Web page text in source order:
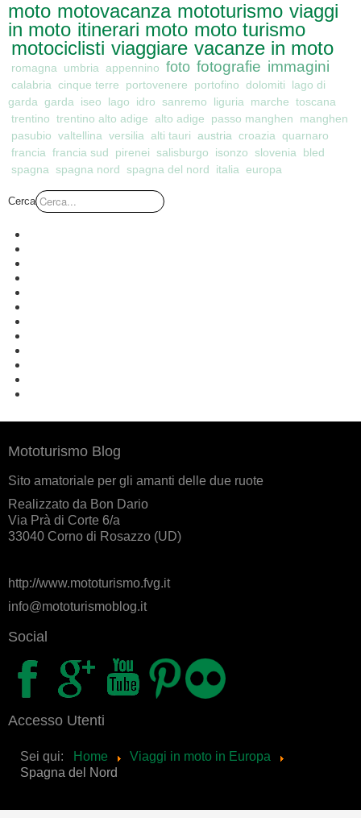
moto motovacanza mototurismo viaggi
in moto itinerari moto moto turismo
motociclisti viaggiare vacanze in moto
romagna umbria appennino foto fotografie immagini
calabria cinque terre portovenere portofino dolomiti
lago di
garda garda iseo lago idro sanremo liguria marche toscana
trentino trentino alto adige alto adige passo manghen
manghen
pasubio valtellina versilia alti tauri austria croazia quarnaro
francia francia sud pirenei salisburgo isonzo slovenia
bled
spagna spagna nord spagna del nord italia europa
Cerca
Mototurismo Blog
Sito amatoriale per gli amanti delle due ruote
Realizzato da Bon Dario
Via Prà di Corte 6/a
33040 Corno di Rosazzo (UD)
http://www.mototurismo.fvg.it
info@mototurismoblog.it
Social
Accesso Utenti
Sei qui: Home
Viaggi in moto in Europa
Spagna del Nord